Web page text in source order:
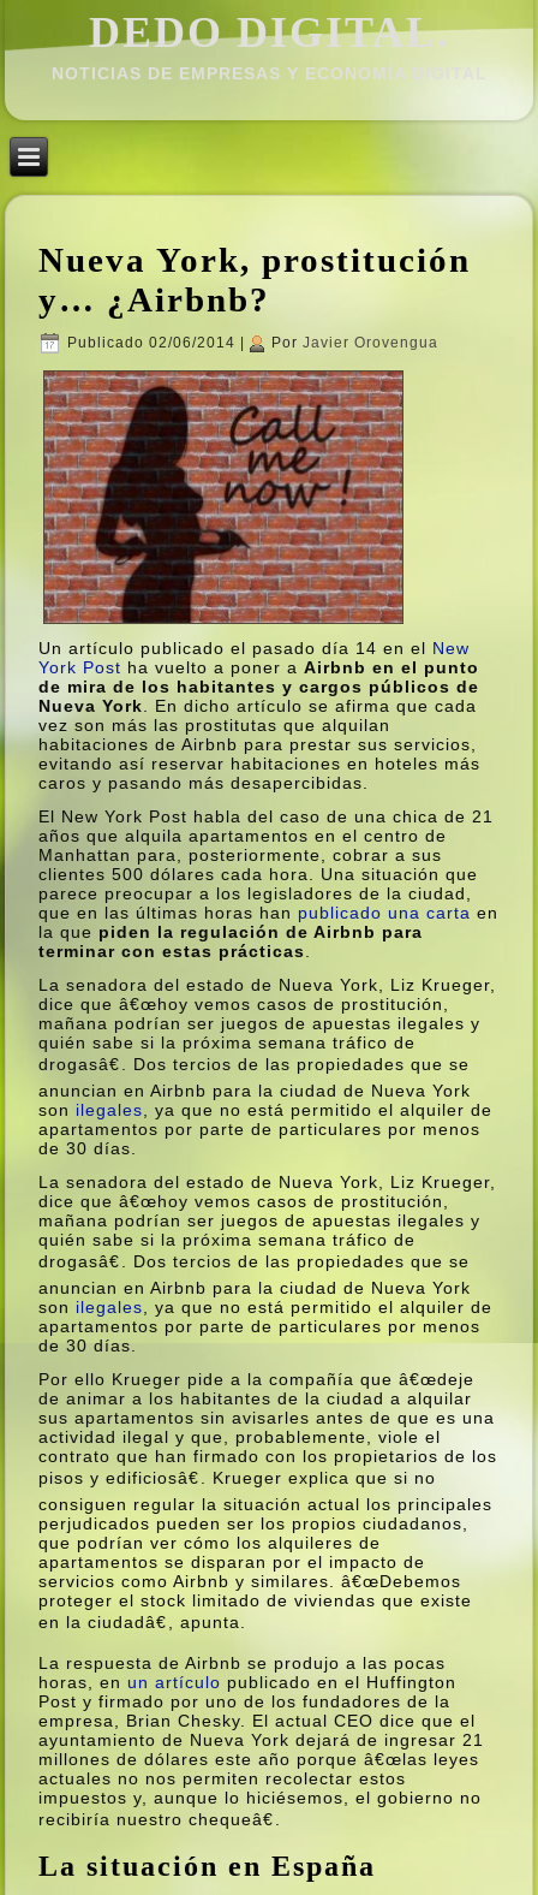
DEDO DIGITAL.
NOTICIAS DE EMPRESAS Y ECONOMÍ­A DIGITAL
Nueva York, prostitución
y… ¿Airbnb?
Publicado 02/06/2014 Por Javier Orovengua
Un artí­culo publicado el pasado dí­a 14 en el New
York Post ha vuelto a poner aAirbnb en el punto
de mira de los habitantes y cargos públicos de
Nueva York . En dicho artí­culo se afirma que cada
vez son más las prostitutas que alquilan
habitaciones de Airbnb para prestar sus servicios,
evitando así­ reservar habitaciones en hoteles más
caros y pasando más desapercibidas.
El New York Post habla del caso de una chica de 21
años que alquila apartamentos en el centro de
Manhattan para, posteriormente, cobrar a sus
clientes 500 dólares cada hora. Una situación que
parece preocupar a los legisladores de la ciudad,
que en las últimas horas han publicado una carta en
la que piden la regulación de Airbnb para
terminar con estas prácticas
La senadora del estado de Nueva York, Liz Krueger,
dice que â€œhoy vemos casos de prostitución,
mañana podrí­an ser juegos de apuestas ilegales y
quién sabe si la próxima semana tráfico de
drogasâ€. Dos tercios de las propiedades que se
anuncian en Airbnb para la ciudad de Nueva York
son ilegales , ya que no está permitido el alquiler de
apartamentos por parte de particulares por menos
de 30 dí­as.
La senadora del estado de Nueva York, Liz Krueger,
dice que â€œhoy vemos casos de prostitución,
mañana podrí­an ser juegos de apuestas ilegales y
quién sabe si la próxima semana tráfico de
drogasâ€. Dos tercios de las propiedades que se
anuncian en Airbnb para la ciudad de Nueva York
son ilegales , ya que no está permitido el alquiler de
apartamentos por parte de particulares por menos
de 30 dí­as.
Por ello Krueger pide a la compañí­a que â€œdeje
de animar a los habitantes de la ciudad a alquilar
sus apartamentos sin avisarles antes de que es una
actividad ilegal y que, probablemente, viole el
contrato que han firmado con los propietarios de los
pisos y edificiosâ€. Krueger explica que si no
consiguen regular la situación actual los principales
perjudicados pueden ser los propios ciudadanos,
que podrí­an ver cómo los alquileres de
apartamentos se disparan por el impacto de
servicios como Airbnb y similares. â€œDebemos
proteger el stock limitado de viviendas que existe
en la ciudadâ€, apunta.
La respuesta de Airbnb se produjo a las pocas
horas, en un artí­culo publicado en el Huffington
Post y firmado por uno de los fundadores de la
empresa, Brian Chesky. El actualCEO dice que el
ayuntamiento de Nueva York dejará de ingresar 21
millones de dólares este año porque â€œlas leyes
actuales no nos permiten recolectar estos
impuestos y, aunque lo hiciésemos, el gobierno no
recibirí­a nuestro chequeâ€.
La situación en España